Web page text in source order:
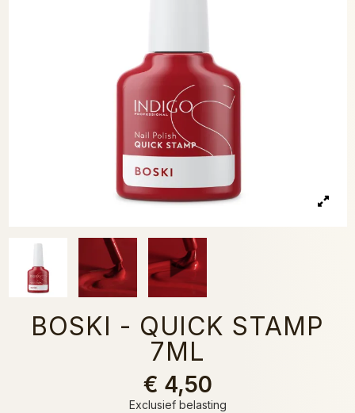
BOSKI - QUICK STAMP
7ML
€ 4,50
Exclusief belasting